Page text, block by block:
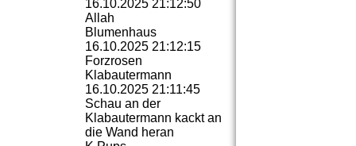
16.10.2025 21:12:50
Allah
Blumenhaus
16.10.2025 21:12:15
Forzrosen
Klabautermann
16.10.2025 21:11:45
Schau an der
Klabautermann kackt an
die Wand heran